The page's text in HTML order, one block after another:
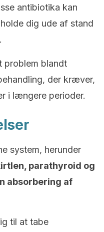
antibiotika kan
dig ude af stand
problem blandt
der kræver,
i længere perioder.
system, herunder
parathyroid og
absorbering af
til at tabe